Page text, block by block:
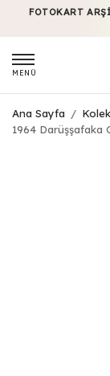
FOTOKART
MENÜ
Ana Sayfa /
1964 Darüşşafaka